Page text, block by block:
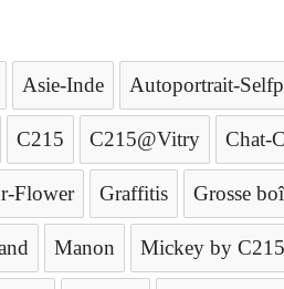
Asie-Inde Autoportrait-
C215 C215@Vitry Chat-
Flower Graffitis Grosse
Manon Mickey by C215